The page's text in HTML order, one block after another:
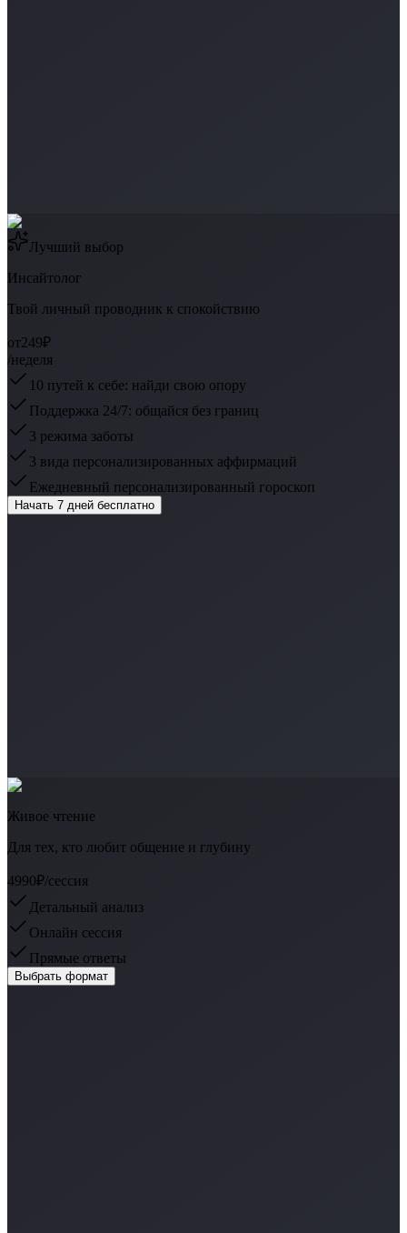
Лучший выбор
Инсайтолог
Твой личный проводник к спокойствию
от249₽
/неделя
10 путей к себе: найди свою опору
Поддержка 24/7: общайся без границ
3 режима заботы
3 вида персонализированных аффирмаций
Ежедневный персонализированный гороскоп
Начать 7 дней бесплатно
Живое чтение
Для тех, кто любит общение и глубину
4990₽/сессия
Детальный анализ
Онлайн сессия
Прямые ответы
Выбрать формат